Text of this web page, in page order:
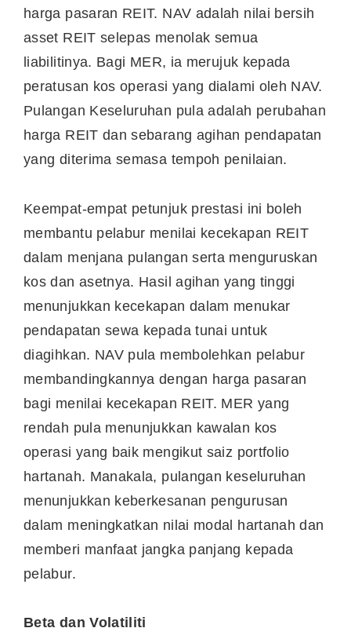
harga pasaran REIT. NAV adalah nilai bersih
asset REIT selepas menolak semua
liabilitinya. Bagi MER, ia merujuk kepada
peratusan kos operasi yang dialami oleh NAV.
Pulangan Keseluruhan pula adalah perubahan
harga REIT dan sebarang agihan pendapatan
yang diterima semasa tempoh penilaian.
Keempat-empat petunjuk prestasi ini boleh
membantu pelabur menilai kecekapan REIT
dalam menjana pulangan serta menguruskan
kos dan asetnya. Hasil agihan yang tinggi
menunjukkan kecekapan dalam menukar
pendapatan sewa kepada tunai untuk
diagihkan. NAV pula membolehkan pelabur
membandingkannya dengan harga pasaran
bagi menilai kecekapan REIT. MER yang
rendah pula menunjukkan kawalan kos
operasi yang baik mengikut saiz portfolio
hartanah. Manakala, pulangan keseluruhan
menunjukkan keberkesanan pengurusan
dalam meningkatkan nilai modal hartanah dan
memberi manfaat jangka panjang kepada
pelabur.
Beta dan Volatiliti